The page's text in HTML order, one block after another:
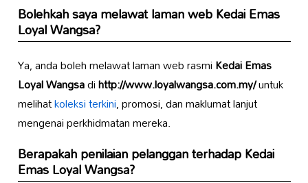
Bolehkah saya melawat laman webKedai Emas
Loyal Wangsa?
Ya, anda boleh melawat laman web rasmiKedai Emas
Loyal Wangsadihttp://www.loyalwangsa.com.my/untuk
melihatkoleksi terkini, promosi, dan maklumat lanjut
mengenai perkhidmatan mereka.
Berapakah penilaian pelanggan terhadapKedai
Emas Loyal Wangsa?